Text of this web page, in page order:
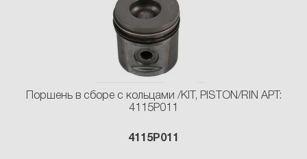
Поршень в сборе с кольцами /KIT, PISTON/RIN АРТ:
4115P011
4115P011